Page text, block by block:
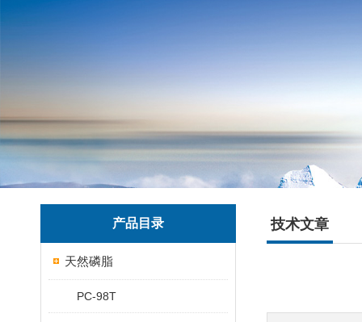
产品目录
天然磷脂
PC-98T
技术文章